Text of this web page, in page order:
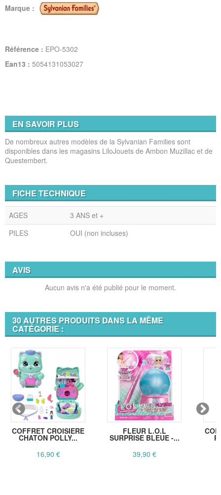
Marque :
Référence : EPO-5302
Ean13 : 5054131053027
EN SAVOIR PLUS
De nombreux autres modèles de la Sylvanian Families sont
disponibles dans les magasins LiloJouets de Ambon Muzillac et de
Questembert.
FICHE TECHNIQUE
AGES
3 ANS et +
PILES
OUI (non incluses)
AVIS
Aucun avis n'a été publié pour le moment.
30 AUTRES PRODUITS DANS LA MÊME
CATÉGORIE :
COFFRET CROISIERE
CHATON POLLY...
16,90 €
FLEUR L.O.L
SURPRISE BLEUE -...
39,90 €